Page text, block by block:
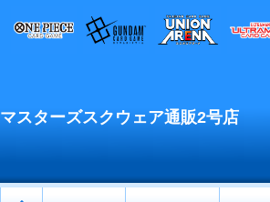
マスターズスクウェア通販2号店